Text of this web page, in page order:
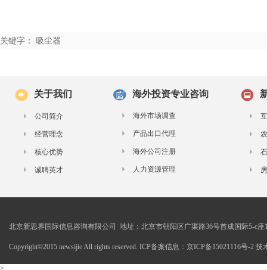
关键字： 吸尘器
关于我们
公司简介
经营理念
核心优势
诚聘英才
海外投资专业咨询
海外市场调查
产品出口代理
海外公司注册
人力资源管理
北京新思界国际信息咨询有限公司 地址：北京市朝阳区广渠路36号首成国际5-c座
Copyright©2015 newsijie All rights reserved. ICP备案信息：京ICP备15021116号-2 技
>